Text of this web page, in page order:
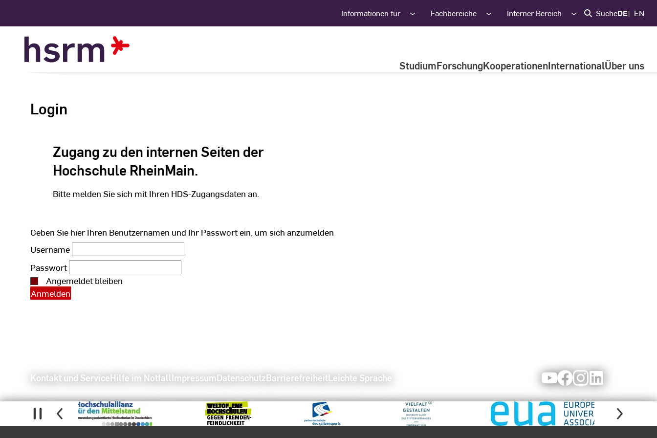
Informationen für Fachbereiche Interner Bereich SucheDE EN
StudiumForschungKooperationenInternationalÜber uns
Login
Zugang zu den internen Seiten der
Hochschule RheinMain.
Bitte melden Sie sich mit Ihren HDS-Zugangsdaten an.
Geben Sie hier Ihren Benutzernamen und Ihr Passwort ein, um sich anzumelden
Username
Passwort
Angemeldet bleiben
Kontakt und ServiceHilfe im NotfallImpressumDatenschutzBarrierefreiheitLeichte Sprache YoutubeFacebookInstagram